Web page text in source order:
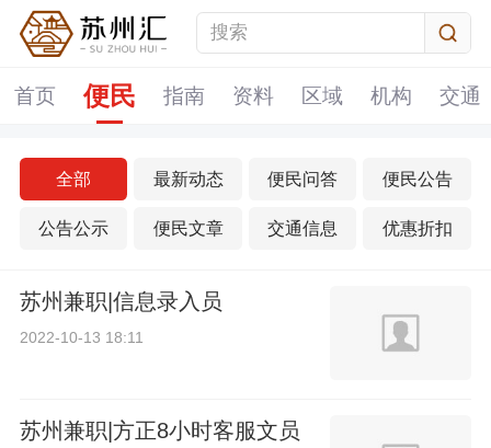
首页 便民 指南 资料 区域 机构 交通
全部 最新动态 便民问答 便民公告
公告公示 便民文章 交通信息 优惠折扣
苏州兼职|信息录入员
2022-10-13 18:11
苏州兼职|方正8小时客服文员